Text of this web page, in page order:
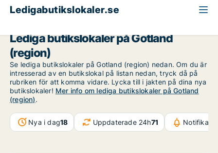
Ledigabutikslokaler.se
Lediga butikslokaler på Gotland
(region)
Se lediga butikslokaler på Gotland (region) nedan. Om du är
intresserad av en butikslokal på listan nedan, tryck då på
rubriken för att komma vidare. Lycka till i jakten på dina nya
butikslokaler! Mer info om lediga butikslokaler på Gotland
(region).
Nya i dag18 Uppdaterade 24h71